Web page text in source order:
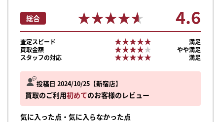
投稿日 2024/10/25 新宿店
買取のご利用初めてのお客様のレビュー
気に入った点・気に入らなかった点
総合 ★★★★★
★★★★★ 4.6
査定スピード ★★★★★
★★★★★
満足
買取金額
★★★★★
★★★★★
やや満足
スタッフの対応
★★★★★
★★★★★ 満足